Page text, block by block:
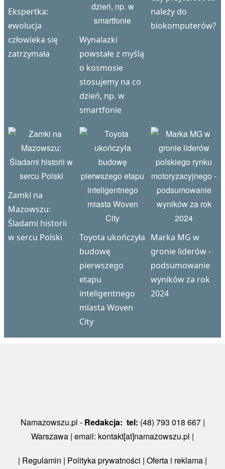
Ekspertka:
ewolucja
człowieka się
zatrzymała
Wynalazki
powstałe z myślą
o kosmosie
stosujemy na co
dzień, np. w
smartfonie
należy do
biokomputerów?
Zamki na
Mazowszu:
Śladami historii
w sercu Polski
Toyota ukończyła
budowę
pierwszego
etapu
inteligentnego
miasta Woven
City
Marka MG w
gronie liderów -
podsumowanie
wyników za rok
2024
Namazowszu.pl - Redakcja: tel: (48) 793 018 667 |
Warszawa | email: kontakt[at]namazowszu.pl |
| Regulamin | Polityka prywatności | Oferta i reklama |